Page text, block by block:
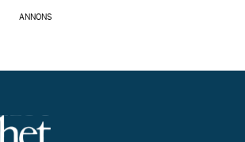
ANNONS